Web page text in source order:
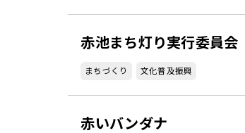
赤池まち灯り実行委員会
まちづくり 文化普及振興
赤いバンダナ